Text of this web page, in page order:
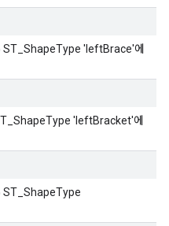
ST_ShapeType 'leftBrace'에
'leftBracket'에
ST_ShapeType